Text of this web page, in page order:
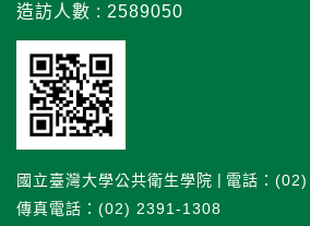
造訪人數 : 2589050
國立臺灣大學公共衛生學院
電話：
傳真電話：(02) 2391-1308